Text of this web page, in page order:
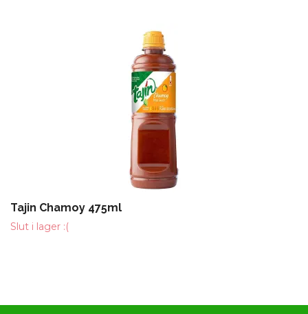
Tajin Chamoy 475ml
Slut i lager :(